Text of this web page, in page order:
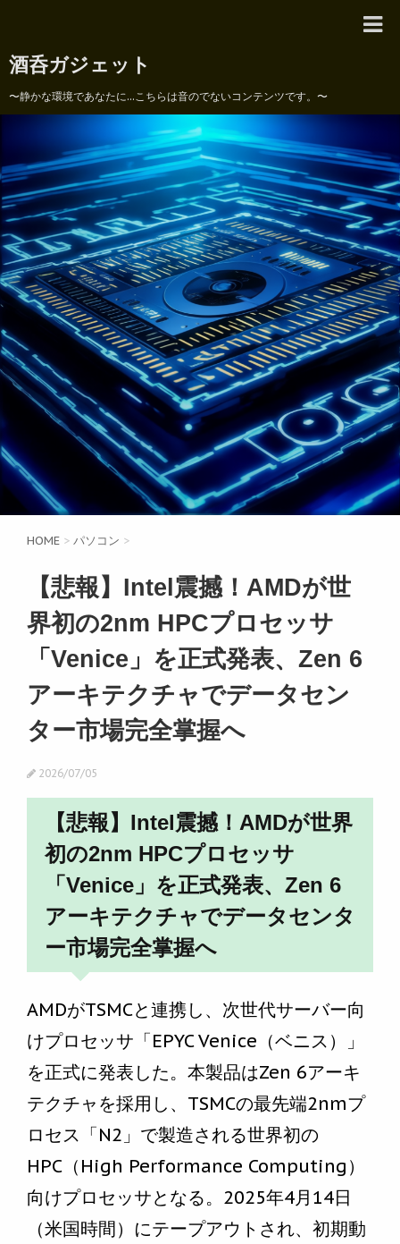
酒呑ガジェット
〜静かな環境であなたに...こちらは音のでないコンテンツです。〜
HOME > パソコン >
【悲報】Intel震撼！AMDが世
界初の2nm HPCプロセッサ
「Venice」を正式発表、Zen 6
アーキテクチャでデータセン
ター市場完全掌握へ
2026/07/05
【悲報】Intel震撼！AMDが世界
初の2nm HPCプロセッサ
「Venice」を正式発表、Zen 6
アーキテクチャでデータセンタ
ー市場完全掌握へ
AMDがTSMCと連携し、次世代サーバー向
けプロセッサ「EPYC Venice（ベニス）」
を正式に発表した。本製品はZen 6アーキ
テクチャを採用し、TSMCの最先端2nmプ
ロセス「N2」で製造される世界初の
HPC（High Performance Computing）
向けプロセッサとなる。2025年4月14日
（米国時間）にテープアウトされ、初期動